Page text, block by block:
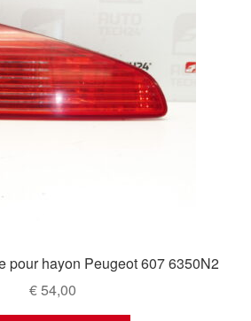
pour hayon Peugeot 607 6350N2
€54,00